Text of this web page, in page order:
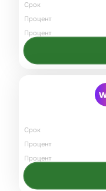
Срок
Процент
Процент
Срок
Процент
Процент